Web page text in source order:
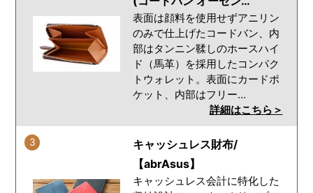
表面は顔料を使用せずアニリン
のみで仕上げたコードバン、内
部はタンニン鞣しのホースハイ
ド（馬革）を採用したコンパク
トウォレット。表面にカードポ
ケット、内部はフリー…
詳細はこちら＞
3
キャッシュレス財布/
【abrAsus】
キャッシュレス会計に特化した